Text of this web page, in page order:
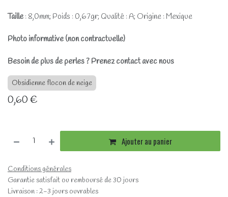
Taille : 8,0mm; Poids : 0,67gr; Qualité : A; Origine : Mexique
Photo informative (non contractuelle)
Besoin de plus de perles ? Prenez contact avec nous
Obsidienne flocon de neige
0,60€
Ajouter au panier
Conditions générales
Garantie satisfait ou remboursé de 30 jours
Livraison : 2-3 jours ouvrables